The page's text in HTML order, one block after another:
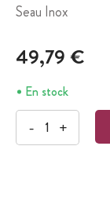
Seau Inox
49,79 €
En stock
- +